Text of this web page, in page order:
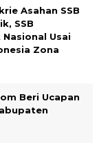
Asahan SSB
SSB
Usai
Zona
Beri Ucapan